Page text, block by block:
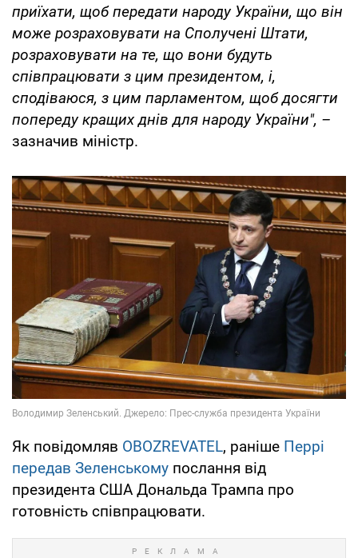
приїхати, щоб передати народу України, що він
може розраховувати на Сполучені Штати,
розраховувати на те, що вони будуть
співпрацювати з цим президентом, і,
сподіваюся, з цим парламентом, щоб досягти
попереду кращих днів для народу України", –
зазначив міністр.
Як повідомляв OBOZREVATEL, раніше Перрі
передав Зеленському послання від
президента США Дональда Трампа про
готовність співпрацювати.